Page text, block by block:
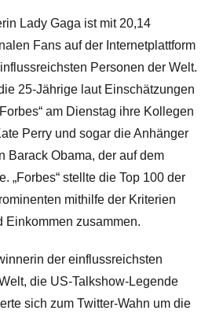
Lady Gaga ist mit 20,14
Fans auf der Internetplattform
Personen der Welt.
25-Jährige laut Einschätzungen
am Dienstag ihre Kollegen
Perry und sogar die Anhänger
Barack Obama, der auf dem
„Forbes“ stellte die Top 100 der
mithilfe der Kriterien
Einkommen zusammen.
der einflussreichsten
die US-Talkshow-Legende
sich zum Twitter-Wahn um die